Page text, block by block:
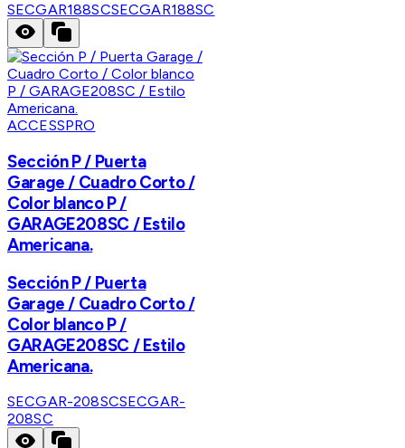
SECGAR188SCSECGAR188SC
ACCESSPRO
Sección P / Puerta
Garage / Cuadro Corto /
Color blanco P /
GARAGE208SC / Estilo
Americana.
Sección P / Puerta
Garage / Cuadro Corto /
Color blanco P /
GARAGE208SC / Estilo
Americana.
SECGAR-208SCSECGAR-
208SC